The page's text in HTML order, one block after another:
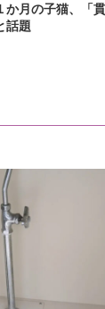
月の子猫、「
話題